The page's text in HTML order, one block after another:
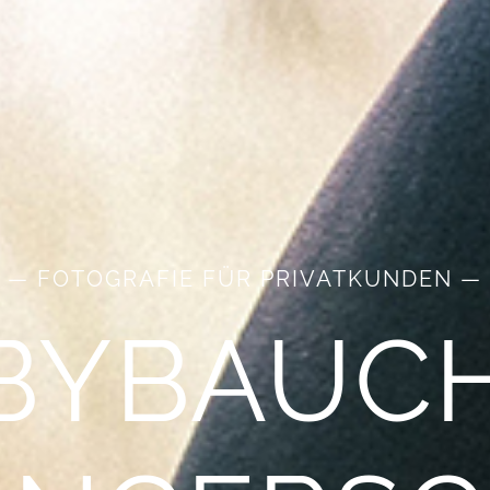
— FOTOGRAFIE FÜR PRIVATKUNDEN —